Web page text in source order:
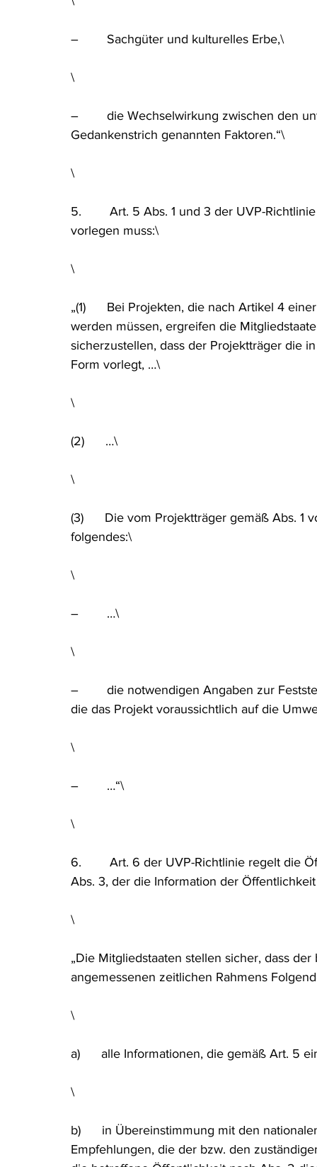
–        Sachgüter und kulturelles Erbe,\
\
–        die Wechselwirkung zwischen
Gedankenstrich genannten Faktoren.“\
\
5.        Art. 5 Abs. 1 und 3 der UVP-
vorlegen muss:\
\
„(1)      Bei Projekten, die nach Artikel 4
werden müssen, ergreifen die
sicherzustellen, dass der Projektträger die
Form vorlegt, …\
\
(2)      …\
\
(3)      Die vom Projektträger gemäß Abs.
folgendes:\
\
–        …\
\
–        die notwendigen Angaben zur
die das Projekt voraussichtlich auf die
\
–        …“\
\
6.        Art. 6 der UVP-Richtlinie regelt
Abs. 3, der die Information der
\
„Die Mitgliedstaaten stellen sicher, dass
angemessenen zeitlichen Rahmens
\
a)      alle Informationen, die gemäß Art. 5
\
b)      in Übereinstimmung mit den
Empfehlungen, die der bzw. den